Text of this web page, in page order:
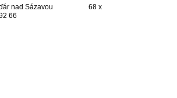
nad Sázavou
66
68 x